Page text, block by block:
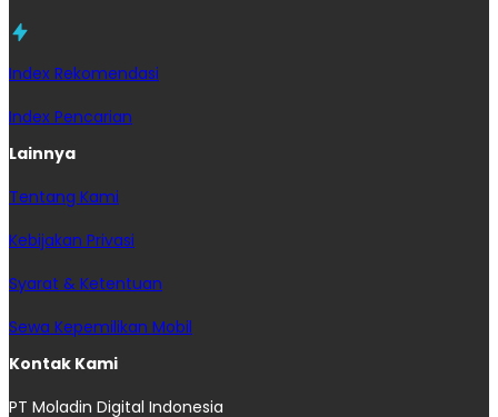
Index Rekomendasi
Index Pencarian
Lainnya
Tentang Kami
Kebijakan Privasi
Syarat & Ketentuan
Sewa Kepemilikan Mobil
Kontak Kami
PT Moladin Digital Indonesia